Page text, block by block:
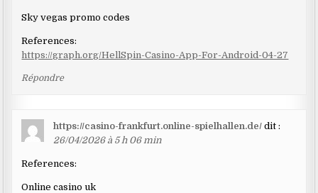
Sky vegas promo codes
References:
https://graph.org/HellSpin-Casino-App-For-Android-04-27
Répondre
https://casino-frankfurt.online-spielhallen.de/ dit :
26/04/2026 à 5 h 06 min
References:
Online casino uk